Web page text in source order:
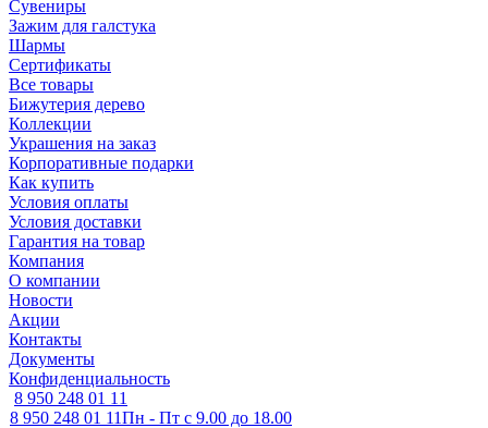
Сувениры
Зажим для галстука
Шармы
Сертификаты
Все товары
Бижутерия дерево
Коллекции
Украшения на заказ
Корпоративные подарки
Как купить
Условия оплаты
Условия доставки
Гарантия на товар
Компания
О компании
Новости
Акции
Контакты
Документы
Конфиденциальность
8 950 248 01 11
8 950 248 01 11Пн - Пт с 9.00 до 18.00